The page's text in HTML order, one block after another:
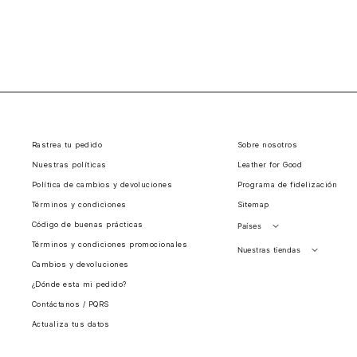
Rastrea tu pedido
Nuestras políticas
Política de cambios y devoluciones
Términos y condiciones
Código de buenas prácticas
Términos y condiciones promocionales
Cambios y devoluciones
¿Dónde esta mi pedido?
Contáctanos / PQRS
Actualiza tus datos
Sobre nosotros
Leather for Good
Programa de fidelización
Sitemap
Países
Perú
Nuestras tiendas